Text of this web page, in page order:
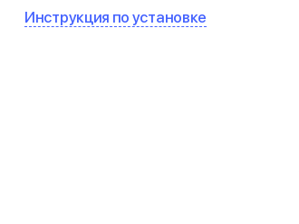
Инструкция по установке